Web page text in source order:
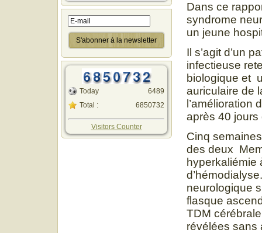
Today
Total :
6489
6850732
Visitors Counter
Dans ce
syndrome
un jeune
Il s’agit d’un
infectieuse
biologique et
auriculaire de
l’amélioration
après 40 jours
Cinq
des deux
neurologique
flasque
TDM
révélées sans